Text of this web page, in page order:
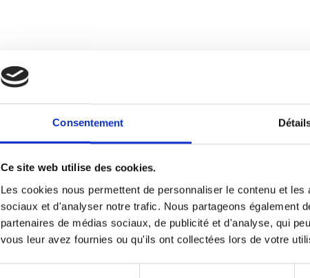
Consentement
Ce site web utilise des cookies.
Les cookies nous permettent de personnaliser le contenu et
sociaux et d'analyser notre trafic. Nous partageons également
partenaires de médias sociaux, de publicité et d'analyse, qui
vous leur avez fournies ou qu'ils ont collectées lors de votre
Bar slider kit adapté pour
RiteHite Wheel Lok GWL
Trolley bearing
kit adapté